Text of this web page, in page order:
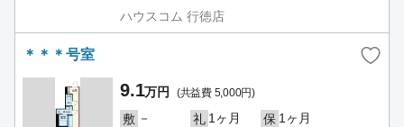
ハウスコム 行徳店
＊＊＊号室
9.1万円 (共益費 5,000円)
敷 － 礼 1ヶ月 保 1ヶ月